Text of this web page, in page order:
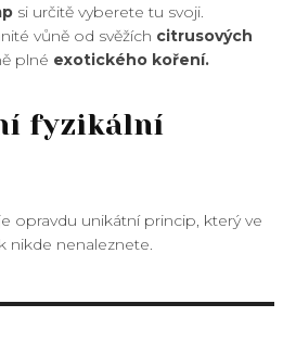
si určitě vyberete tu svoji.
vůně od svěžích citrusových
plné exotického koření.
fyzikální
je opravdu unikátní princip, který ve
nikde nenaleznete.